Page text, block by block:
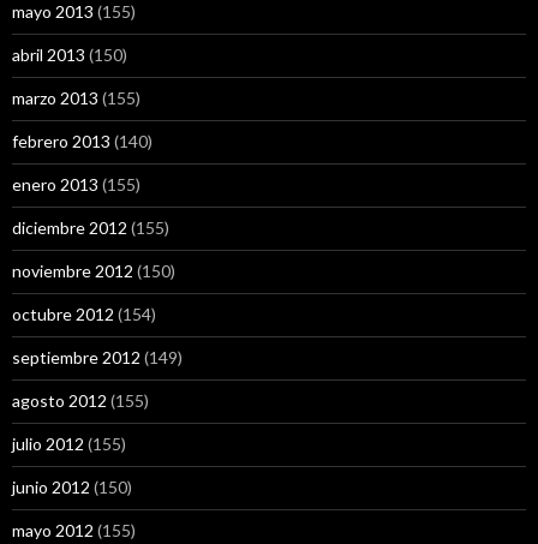
mayo 2013 (155)
abril 2013 (150)
marzo 2013 (155)
febrero 2013 (140)
enero 2013 (155)
diciembre 2012 (155)
noviembre 2012 (150)
octubre 2012 (154)
septiembre 2012 (149)
agosto 2012 (155)
julio 2012 (155)
junio 2012 (150)
mayo 2012 (155)